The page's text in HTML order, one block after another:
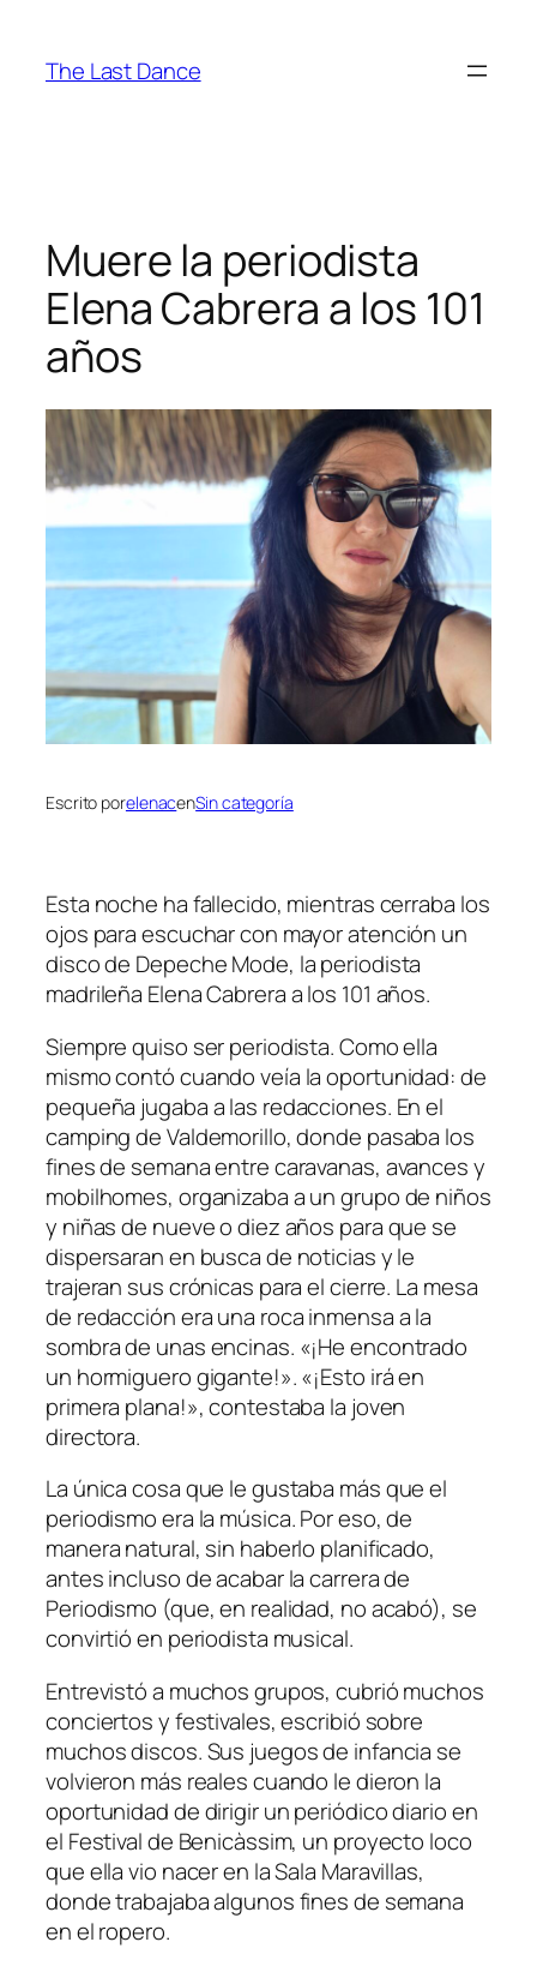
contenido
The Last Dance
Muere la periodista
Elena Cabrera a los 101
años
Escrito porelenacenSin categoría
Esta noche ha fallecido, mientras cerraba los
ojos para escuchar con mayor atención un
disco de Depeche Mode, la periodista
madrileña Elena Cabrera a los 101 años.
Siempre quiso ser periodista. Como ella
mismo contó cuando veía la oportunidad: de
pequeña jugaba a las redacciones. En el
camping de Valdemorillo, donde pasaba los
fines de semana entre caravanas, avances y
mobilhomes, organizaba a un grupo de niños
y niñas de nueve o diez años para que se
dispersaran en busca de noticias y le
trajeran sus crónicas para el cierre. La mesa
de redacción era una roca inmensa a la
sombra de unas encinas. «¡He encontrado
un hormiguero gigante!». «¡Esto irá en
primera plana!», contestaba la joven
directora.
La única cosa que le gustaba más que el
periodismo era la música. Por eso, de
manera natural, sin haberlo planificado,
antes incluso de acabar la carrera de
Periodismo (que, en realidad, no acabó), se
convirtió en periodista musical.
Entrevistó a muchos grupos, cubrió muchos
conciertos y festivales, escribió sobre
muchos discos. Sus juegos de infancia se
volvieron más reales cuando le dieron la
oportunidad de dirigir un periódico diario en
el Festival de Benicàssim, un proyecto loco
que ella vio nacer en la Sala Maravillas,
donde trabajaba algunos fines de semana
en el ropero.